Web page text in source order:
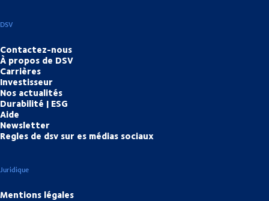
DSV
Contactez-nous
À propos de DSV
Carrières
Investisseur
Nos actualités
Durabilité | ESG
Aide
Newsletter
Regles de dsv sur es médias sociaux
Juridique
Mentions légales